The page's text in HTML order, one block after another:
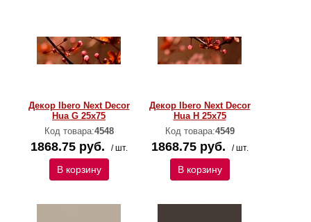
Декор Ibero Next Decor
Hua G 25x75
Код товара:4548
1868.75 руб. / шт.
В корзину
Декор Ibero Next Decor
Hua H 25x75
Код товара:4549
1868.75 руб. / шт.
В корзину